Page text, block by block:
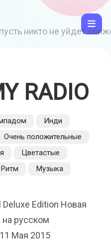
никто не уйдет
RADIO
Инди
Очень положительные
Цветастые
Ритм Музыка
Deluxe Edition Новая
на русском
Мая 2015